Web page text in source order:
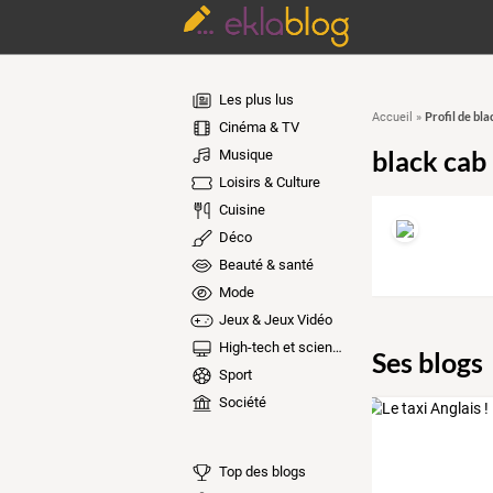
Les plus lus
Cinéma & TV
Musique
Loisirs & Culture
Cuisine
Déco
Beauté & santé
Mode
Jeux & Jeux Vidéo
High-tech et sciences
Sport
Société
Top des blogs
Accueil » Profil de
black cab
Ses blogs